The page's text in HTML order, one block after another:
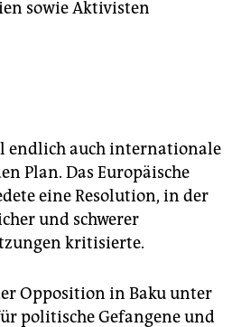
sowie Aktivisten
endlich auch internationale
Plan. Das Europäische
eine Resolution, in der
und schwerer
kritisierte.
Opposition in Baku unter
politische Gefangene und